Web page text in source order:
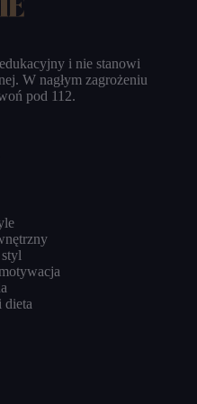
i nie stanowi
W nagłym zagrożeniu
pod 112.
dieta